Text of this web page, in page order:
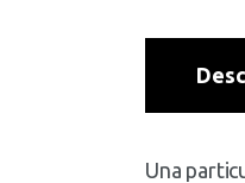
Una